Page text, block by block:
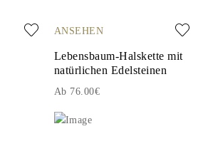
ANSEHEN
Lebensbaum-Halskette mit
natürlichen Edelsteinen
Ab 76.00€